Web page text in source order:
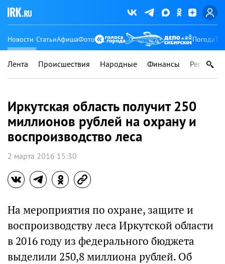
Новости СтатьиАфишаФото Погода
Лента Происшествия Народные Финансы Регионы
Иркутская область получит 250
миллионов рублей на охрану и
воспроизводство леса
2 марта 2016 15:30
На мероприятия по охране, защите и
воспроизводству леса Иркутской области
в 2016 году из федерального бюджета
выделили 250,8 миллиона рублей. Об